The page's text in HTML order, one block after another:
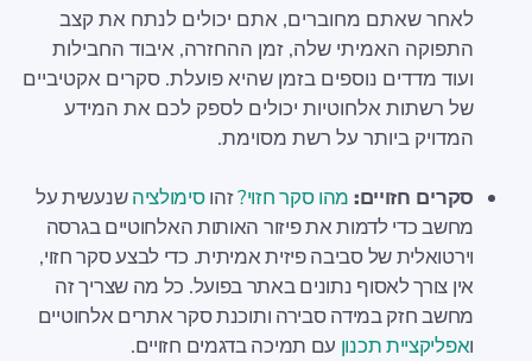
לאחר שאתם מחוברים, אתם יכולים לנתח את קצב
התפוקה האמיתי שלה, זמן ההחזרה, איבוד החבילות
ועוד מדדים נוספים בזמן שהיא פועלת. סקרים אקטיביים
של רשתות אלחוטיות יכולים לספק לכם את המידע
המדויק ביותר על רשת מסוימת.
סקרים חזויים: מהו סקר חזוי?זהוסימולציהשנעשית על
מחשב כדי לדמות את פיזור האותות האלחוטיים בגרסה
וירטואלית של סביבה פיזית אמיתית. כדי לבצע סקר חזוי,
אין צורך לאסוף נתונים באתר בפועל. כל מה שצריך זה
מחשב חזק במידה סבירה ותוכנת סקר אתרים אלחוטיים
ואפליקציית תכנון עם תמיכה בדגמים חזויים.